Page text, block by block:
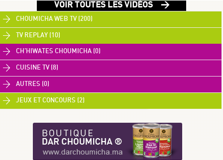
VOIR TOUTES LES VIDÉOS >
CHOUMICHA WEB TV (200)
TV REPLAY (10)
CH’HIWATES CHOUMICHA (0)
CUISINE TV (8)
AUTRES (0)
JEUX ET CONCOURS (2)